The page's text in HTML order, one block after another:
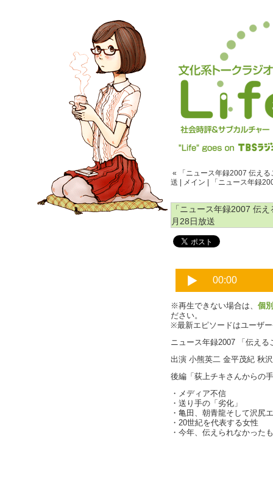
« 「ニュース年録2007 伝え
送
メイン 「ニュース年録
「ニュース年録2007 伝
月28日放送
※再生できない場合は、 個
ださい。
※最新エピソードはユーザ
ニュース年録2007 「伝える
出演 小熊英二 金平茂紀 秋
後編「荻上チキさんからの
・メディア不信
・送り手の「劣化」
・亀田、朝青龍そして沢尻
・20世紀を代表する女性
・今年、伝えられなかった